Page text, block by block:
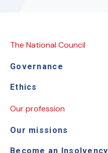
The National Council
Governance
Ethics
Our profession
Our missions
Become an